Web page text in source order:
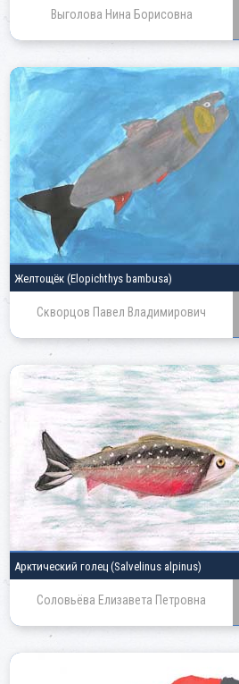
Выголова Нина Борисовна
Желтощёк (Elopichthys bambusa)
Скворцов Павел Владимирович
Арктический голец (Salvelinus alpinus)
Соловьёва Елизавета Петровна